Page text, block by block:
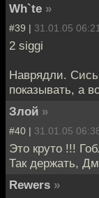
Wh`te »
#39 | 31.01.05 06:21
2 siggi
Наврядли.
показывать, а
Злой »
#40 | 31.01.05
Это круто !!!
Так держать,
Rewers »